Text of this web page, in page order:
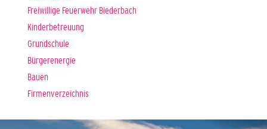
Freiwillige Feuerwehr Biederbach
Kinderbetreuung
Grundschule
Bürgerenergie
Bauen
Firmenverzeichnis